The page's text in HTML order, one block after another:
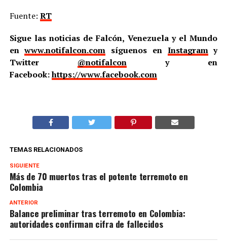
Fuente: RT
Sigue las noticias de Falcón, Venezuela y el Mundo
enwww.notifalcon.com síguenos en Instagramy
Twitter @notifalcony en
Facebook:https://www.facebook.com
TEMAS RELACIONADOS
SIGUIENTE
Más de 70 muertos tras el potente terremoto en
Colombia
ANTERIOR
Balance preliminar tras terremoto en Colombia:
autoridades confirman cifra de fallecidos